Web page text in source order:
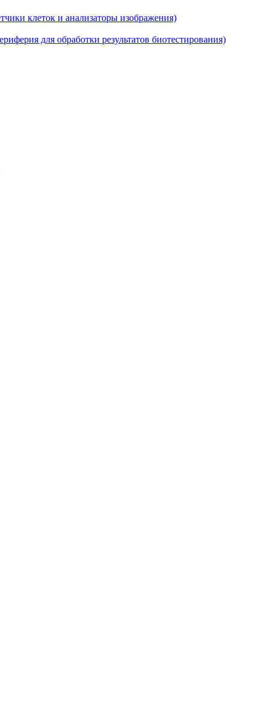
клеток и анализаторы изображения)
для обработки результатов биотестирования)